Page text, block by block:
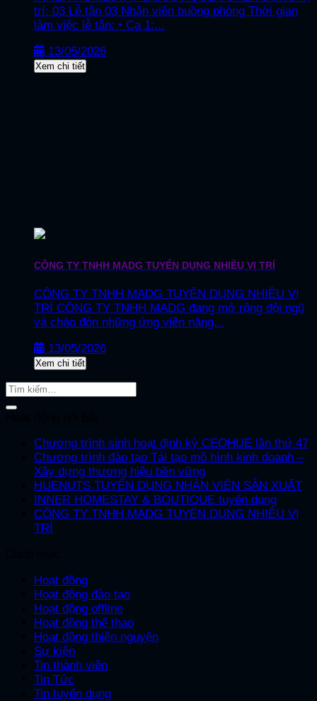
trí: 03 Lễ tân 03 Nhân viên buồng phòng Thời gian
làm việc lễ tân: • Ca 1:...
13/05/2026
Xem chi tiết
CÔNG TY TNHH MADG TUYỂN DỤNG NHIỀU VỊ TRÍ
CÔNG TY TNHH MADG TUYỂN DỤNG NHIỀU VỊ
TRÍ CÔNG TY TNHH MADG đang mở rộng đội ngũ
và chào đón những ứng viên năng...
13/05/2026
Xem chi tiết
Chương trình sinh hoạt định kỳ CEOHUE lần thứ 47
Chương trình đào tạo Tái tạo mô hình kinh doanh –
Xây dựng thương hiệu bền vững
HUENUTS TUYỂN DỤNG NHÂN VIÊN SẢN XUẤT
INNER HOMESTAY & BOUTIQUE tuyển dụng
CÔNG TY TNHH MADG TUYỂN DỤNG NHIỀU VỊ
TRÍ
Hoạt động
Hoạt động đào tạo
Hoạt động offline
Hoạt động thể thao
Hoạt động thiện nguyện
Sự kiện
Tin thành viên
Tin Tức
Tin tuyển dụng